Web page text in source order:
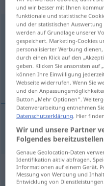
durchstehenv/t FIG
Übersicht aller
(Für mehr Details die
stå ut med
ståut med durchstehen
Synonyme
und wir besser mit Ihnen
funktionale und statistische
und der statistischen
werden auf Grundlage unserer
gespeichert. Marketing-Cookies
personalisierter Werbung
durch einen Klick auf den
geben. Klicken Sie ansonsten auf
können Ihre Einwilligung
Webseite widerrufen. Wenn Sie
und den
Button „Mehr Optionen“.
Datenverarbeitung entnehmen
Datenschutzerklärung. Hier
Wir und unsere Partner
Folgendes
Genaue Geolocation-Daten
Identifikation aktiv abfragen.
Informationen auf einem Gerät.
Messung von Werbung und
Entwicklung von Dienstleistungen.